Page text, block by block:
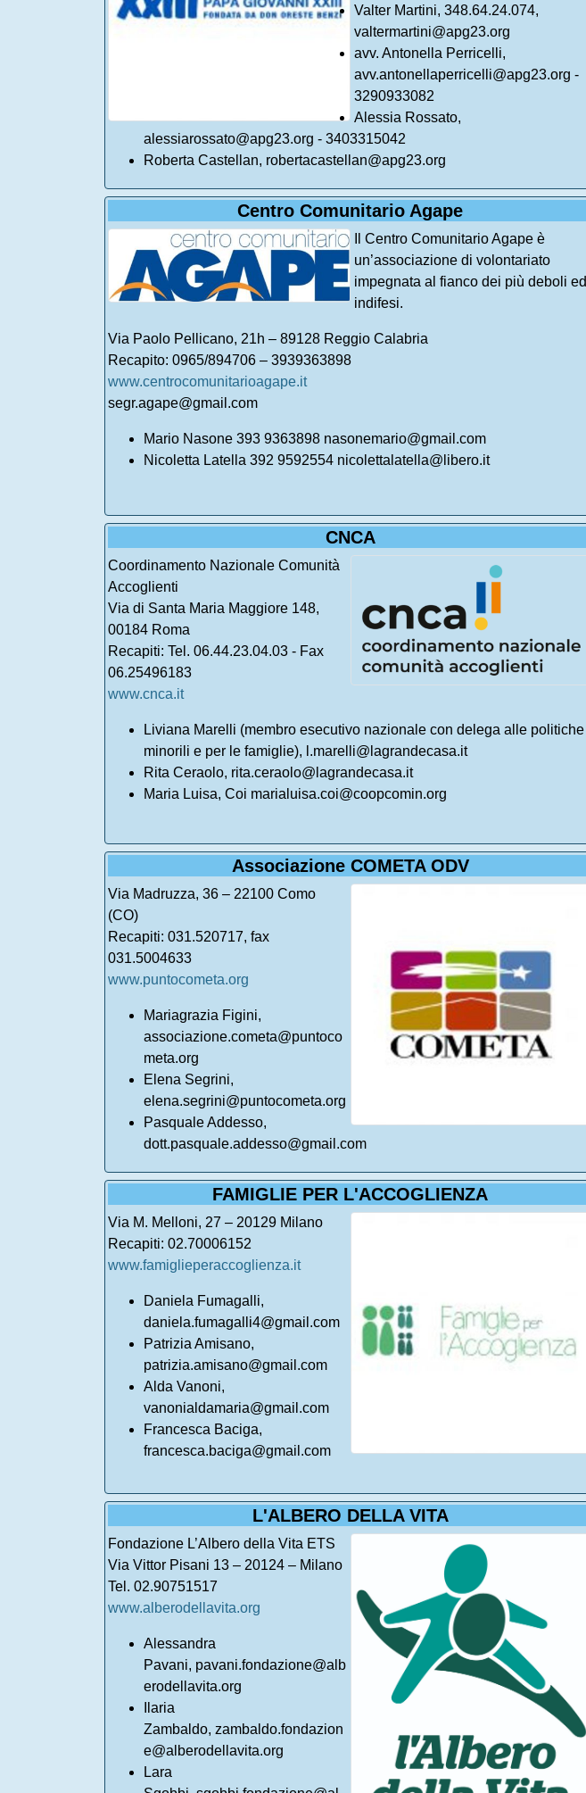
Valter Martini, 348.64.24.074,
valtermartini@apg23.org
avv. Antonella Perricelli,
avv.antonellaperricelli@apg23.org -
3290933082
Alessia Rossato,
alessiarossato@apg23.org - 3403315042
Roberta Castellan, robertacastellan@apg23.org
Centro Comunitario Agape
Il Centro Comunitario Agape è
un’associazione di volontariato
impegnata al fianco dei più deboli ed
indifesi.
Via Paolo Pellicano, 21h – 89128 Reggio Calabria
Recapito: 0965/894706 – 3939363898
www.centrocomunitarioagape.it
segr.agape@gmail.com
Mario Nasone 393 9363898 nasonemario@gmail.com
Nicoletta Latella 392 9592554 nicolettalatella@libero.it
CNCA
Coordinamento Nazionale Comunità
Accoglienti
Via di Santa Maria Maggiore 148,
00184 Roma
Recapiti: Tel. 06.44.23.04.03 - Fax
06.25496183
www.cnca.it
Liviana Marelli (membro esecutivo nazionale con delega alle politiche
minorili e per le famiglie), l.marelli@lagrandecasa.it
Rita Ceraolo, rita.ceraolo@lagrandecasa.it
Maria Luisa, Coi marialuisa.coi@coopcomin.org
Associazione COMETA ODV
Via Madruzza, 36 – 22100 Como
(CO)
Recapiti: 031.520717, fax
031.5004633
www.puntocometa.org
Mariagrazia Figini,
associazione.cometa@puntoco
meta.org
Elena Segrini,
elena.segrini@puntocometa.org
Pasquale Addesso,
dott.pasquale.addesso@gmail.com
FAMIGLIE PER L'ACCOGLIENZA
Via M. Melloni, 27 – 20129 Milano
Recapiti: 02.70006152
www.famiglieperaccoglienza.it
Daniela Fumagalli,
daniela.fumagalli4@gmail.com
Patrizia Amisano,
patrizia.amisano@gmail.com
Alda Vanoni,
vanonialdamaria@gmail.com
Francesca Baciga,
francesca.baciga@gmail.com
L'ALBERO DELLA VITA
Fondazione L’Albero della Vita ETS
Via Vittor Pisani 13 – 20124 – Milano
Tel. 02.90751517
www.alberodellavita.org
Alessandra
Pavani, pavani.fondazione@alb
erodellavita.org
Ilaria
Zambaldo, zambaldo.fondazion
e@alberodellavita.org
Lara